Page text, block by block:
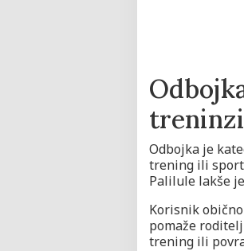
treninzi
Odbojka je
trening ili
Palilule lakše
Korisnik
pomaže
trening ili